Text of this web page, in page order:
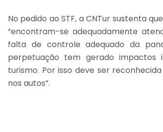
No pedido ao STF, a CNTur sustenta
“encontram-se adequadamente
falta de controle adequado da
perpetuação tem gerado
turismo. Por isso deve ser
nos autos”.